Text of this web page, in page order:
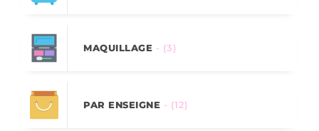
MAQUILLAGE - (3)
PAR ENSEIGNE - (12)